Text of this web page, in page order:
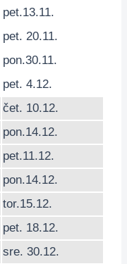
pet.13.11.
pet. 20.11.
pon.30.11.
pet. 4.12.
čet. 10.12.
pon.14.12.
pet.11.12.
pon.14.12.
tor.15.12.
pet. 18.12.
sre. 30.12.